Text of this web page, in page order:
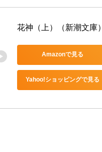
花神（上）（新潮文庫）
Amazonで見る
Yahoo!ショッピングで見る